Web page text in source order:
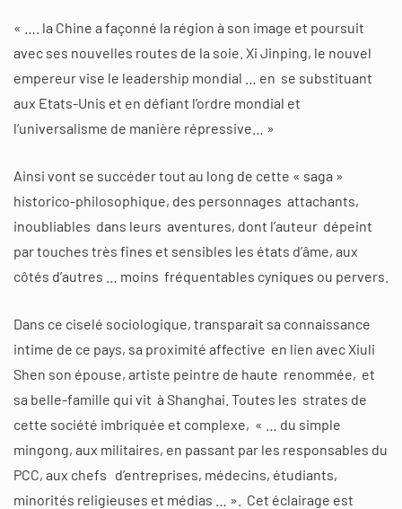
« …. la Chine a façonné la région à son image et poursuit
avec ses nouvelles routes de la soie. Xi Jinping, le nouvel
empereur vise le leadership mondial … en se substituant
aux Etats-Unis et en défiant l’ordre mondial et
l’universalisme de manière répressive… »
Ainsi vont se succéder tout au long de cette « saga »
historico-philosophique, des personnages attachants,
inoubliables dans leurs aventures, dont l’auteur dépeint
par touches très fines et sensibles les états d’âme, aux
côtés d’autres … moins fréquentables cyniques ou pervers.
Dans ce ciselé sociologique, transparait sa connaissance
intime de ce pays, sa proximité affective en lien avec Xiuli
Shen son épouse, artiste peintre de haute renommée, et
sa belle-famille qui vit à Shanghai. Toutes les strates de
cette société imbriquée et complexe, « … du simple
mingong, aux militaires, en passant par les responsables du
PCC, aux chefs d’entreprises, médecins, étudiants,
minorités religieuses et médias … ». Cet éclairage est